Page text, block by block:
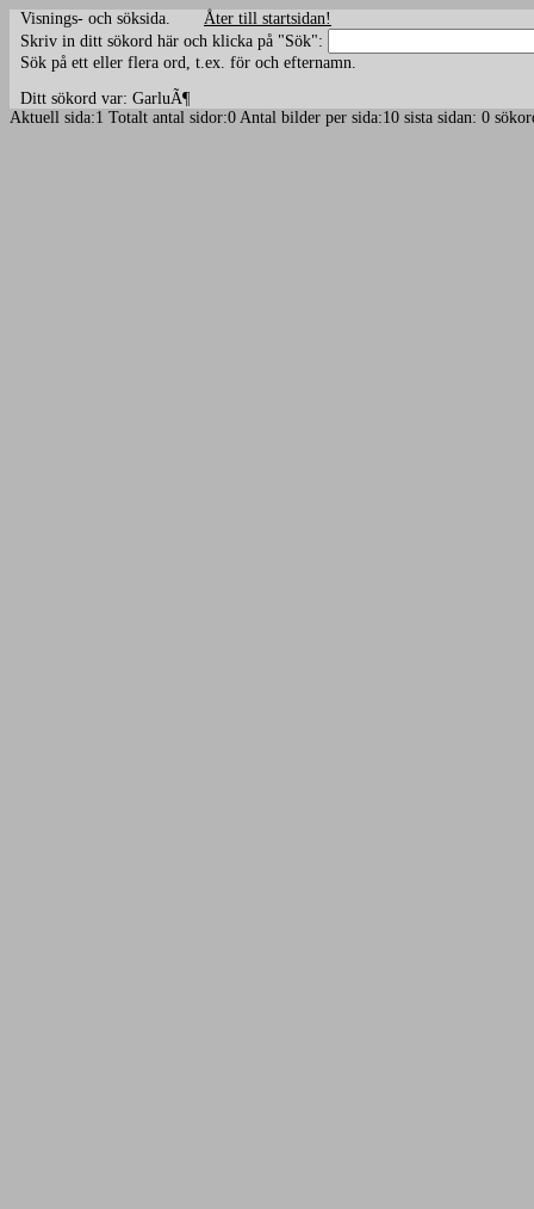
Visnings- och söksida. Åter till startsidan!
Skriv in ditt sökord här och klicka på "Sök":
Sök på ett eller flera ord, t.ex. för och efternamn.
Ditt sökord var: GarluÃ¶
Aktuell sida:1 Totalt antal sidor:0 Antal bilder per sida:10 sista sidan: 0